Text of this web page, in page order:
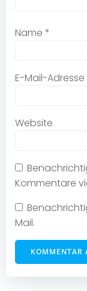
Name *
E-Mail-Adresse
Website
Kommentare
Mail.